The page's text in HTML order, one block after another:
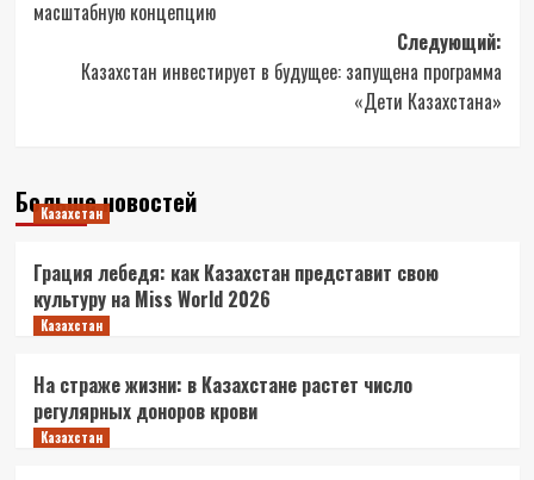
масштабную концепцию
Следующий:
Казахстан инвестирует в будущее: запущена программа
«Дети Казахстана»
Больше новостей
Казахстан
Грация лебедя: как Казахстан представит свою
культуру на Miss World 2026
Казахстан
На страже жизни: в Казахстане растет число
регулярных доноров крови
Казахстан